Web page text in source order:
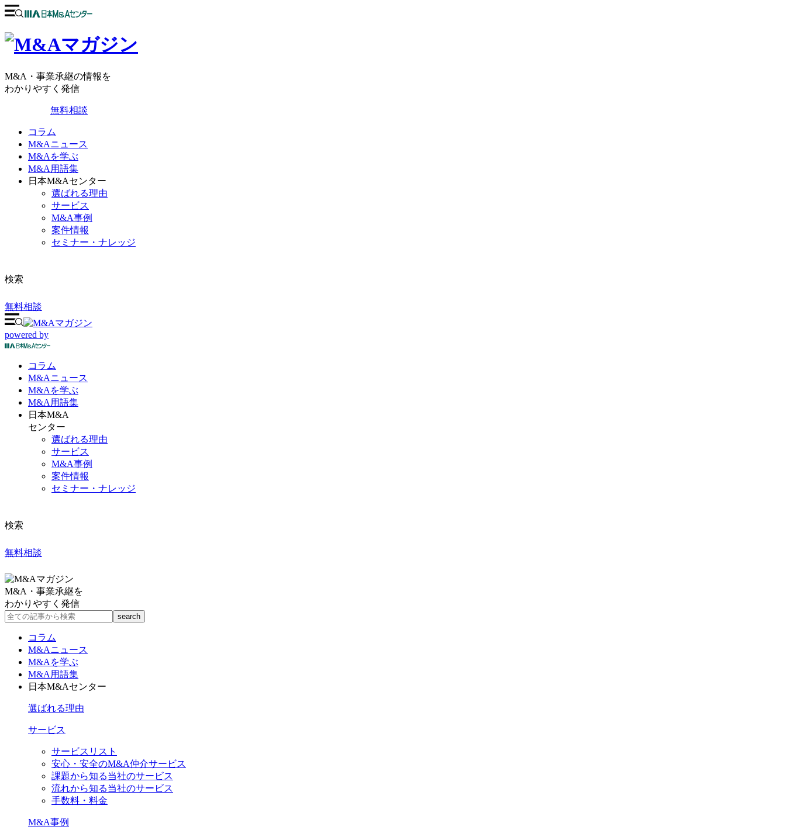
M&A・事業承継の情報を
わかりやすく発信
無料相談
コラム
M&Aニュース
M&Aを学ぶ
M&A用語集
日本M&Aセンター
選ばれる理由
サービス
M&A事例
案件情報
セミナー・ナレッジ
検索
無料相談
powered by
コラム
M&Aニュース
M&Aを学ぶ
M&A 用語集
日本M&A
センター
選ばれる理由
サービス
M&A事例
案件情報
セミナー・ナレッジ
検索
無料相談
M&A・事業承継を
わかりやすく発信
コラム
M&Aニュース
M&Aを学ぶ
M&A用語集
日本M&Aセンター
選ばれる理由
サービス
サービスリスト
安心・安全のM&A仲介サービス
課題から知る当社のサービス
流れから知る当社のサービス
手数料・料金
M&A事例